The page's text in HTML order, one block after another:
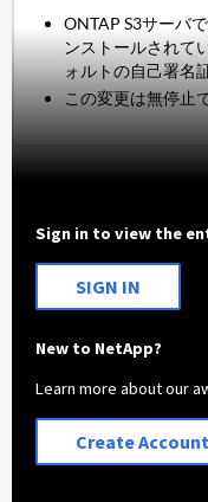
ONTAP S3サーバ
ンストールされて
ォルトの自己署名
この変更は無停止
Sign in to view the
SIGN IN
New to NetApp?
Learn more about our
Create Account